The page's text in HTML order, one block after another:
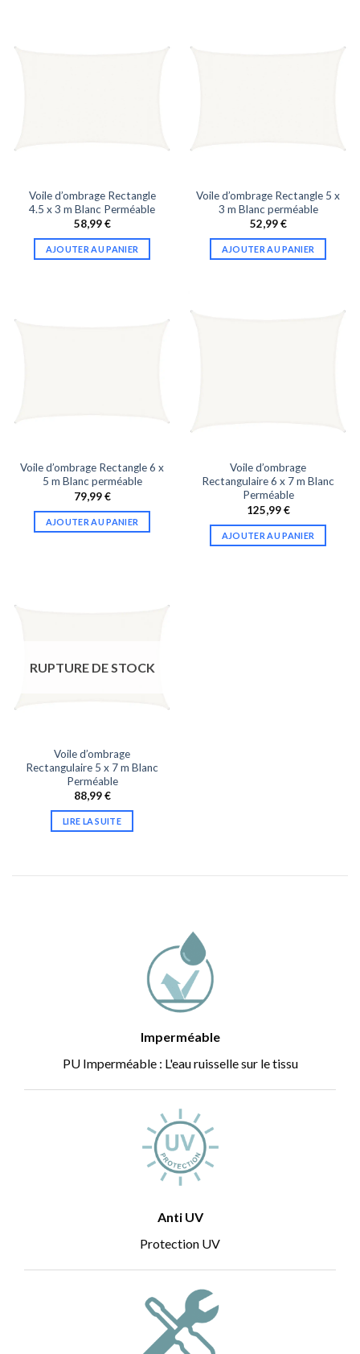
Voile d’ombrage Rectangle
4.5 x 3 m Blanc Perméable
58,99€
AJOUTER AU PANIER
Voile d’ombrage Rectangle 5 x
3 m Blanc perméable
52,99€
AJOUTER AU PANIER
Voile d’ombrage Rectangle 6 x
5 m Blanc perméable
79,99€
AJOUTER AU PANIER
Voile d’ombrage
Rectangulaire 6 x 7 m Blanc
Perméable
125,99€
AJOUTER AU PANIER
RUPTURE DE STOCK
Voile d’ombrage
Rectangulaire 5 x 7 m Blanc
Perméable
88,99€
LIRE LA SUITE
Imperméable
PU Imperméable : L'eau ruisselle sur le tissu
Anti UV
Protection UV